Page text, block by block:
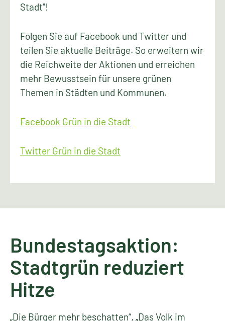
Stadt"!
Folgen Sie auf Facebook und Twitter und
teilen Sie aktuelle Beiträge. So erweitern wir
die Reichweite der Aktionen und erreichen
mehr Bewusstsein für unsere grünen
Themen in Städten und Kommunen.
Facebook Grün in die Stadt
Twitter Grün in die Stadt
Bundestagsaktion:
Stadtgrün reduziert
Hitze
„Die Bürger mehr beschatten“, „Das Volk im